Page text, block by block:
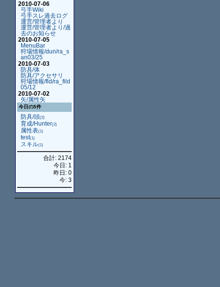
2010-07-06
弓手Wiki
弓手スレ過去ログ
運営/管理者より
運営/管理者より/過
去のお知らせ
2010-07-05
MenuBar
狩場情報/dun/ra_s
an03/25
2010-07-03
防具/体
防具/アクセサリ
狩場情報/fld/ra_fild
05/12
2010-07-02
矢/属性矢
今日の5件
防具/頭(2)
育成/Hunter(2)
属性表(1)
test(1)
スキル(1)
合計: 2174
今日: 1
昨日: 0
今: 3